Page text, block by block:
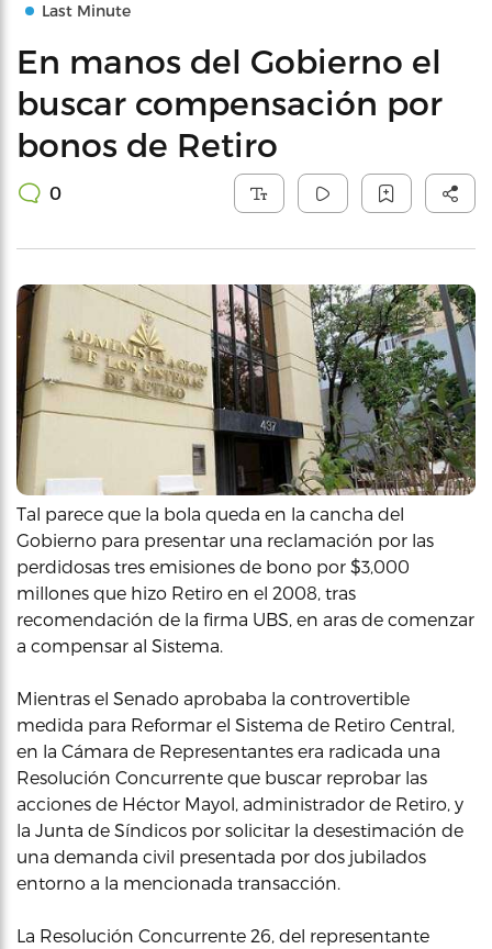
Last Minute
En manos del Gobierno el
buscar compensación por
bonos de Retiro
0
Tal parece que la bola queda en la cancha del
Gobierno para presentar una reclamación por las
perdidosas tres emisiones de bono por $3,000
millones que hizo Retiro en el 2008, tras
recomendación de la firma UBS, en aras de comenzar
a compensar al Sistema.
Mientras el Senado aprobaba la controvertible
medida para Reformar el Sistema de Retiro Central,
en la Cámara de Representantes era radicada una
Resolución Concurrente que buscar reprobar las
acciones de Héctor Mayol, administrador de Retiro, y
la Junta de Síndicos por solicitar la desestimación de
una demanda civil presentada por dos jubilados
entorno a la mencionada transacción.
La Resolución Concurrente 26, del representante